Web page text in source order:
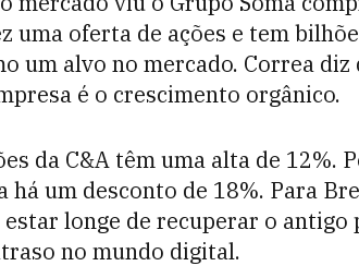
uma oferta de ações e tem
um alvo no mercado. Correa
é o crescimento orgânico.
da C&A têm uma alta de 12%.
há um desconto de 18%. Para
longe de recuperar o antigo
no mundo digital.